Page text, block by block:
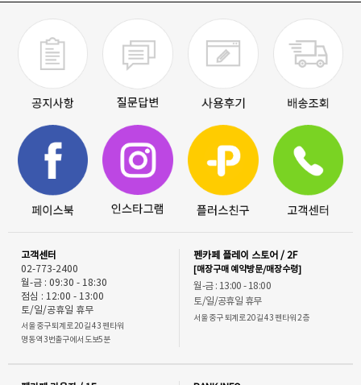
고객센터
02-773-2400
월-금 : 09:30 - 18:30
점심 : 12:00 - 13:00
토/일/공휴일 휴무
서울 중구 퇴계로 20길 43 펜타워
명동역 3번출구에서 도보5분
펜카페 플레이 스토어 / 2F
[매장구매 예약방문/매장수령]
월-금 : 13:00 - 18:00
토/일/공휴일 휴무
서울 중구 퇴계로 20길 43 펜타워 2층